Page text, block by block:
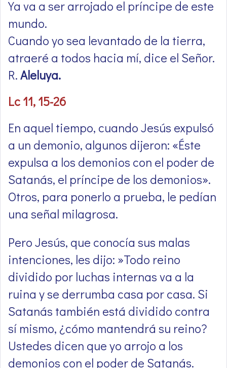
Ya va a ser arrojado el príncipe de este
mundo.
Cuando yo sea levantado de la tierra,
atraeré a todos hacia mí, dice el Señor.
R.Aleluya.
Lc 11, 15-26
En aquel tiempo, cuando Jesús expulsó
a un demonio, algunos dijeron: «Éste
expulsa a los demonios con el poder de
Satanás, el príncipe de los demonios».
Otros, para ponerlo a prueba, le pedían
una señal milagrosa.
Pero Jesús, que conocía sus malas
intenciones, les dijo: »Todo reino
dividido por luchas internas va a la
ruina y se derrumba casa por casa. Si
Satanás también está dividido contra
sí mismo, ¿cómo mantendrá su reino?
Ustedes dicen que yo arrojo a los
demonios con el poder de Satanás.